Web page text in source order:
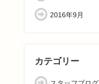
2016年9月
カテゴリー